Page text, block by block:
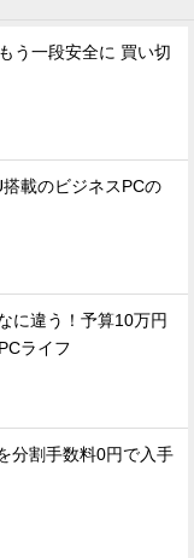
う一段安全に 買い切
載のビジネスPCの
に違う！予算10万円
ライフ
分割手数料0円で入手